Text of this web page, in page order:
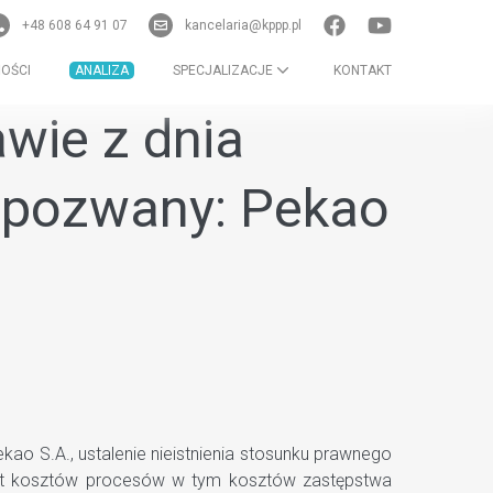
+48 608 64 91 07 kancelaria@kppp.pl
ANALIZA SPECJALIZACJE KONTAKT
z dnia
Pekao
S.A., ustalenie nieistnienia stosunku prawnego
kosztów procesów w tym kosztów zastępstwa